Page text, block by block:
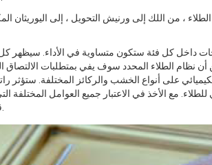
، من اللك إلى ورنيش التحويل ، إلى
داخل كل فئة ستكون متساوية في الأداء.
أن نظام الطلاء المحدد سوف يفي بمتطلبات
على أنواع الخشب والركائز المختلفة.
مع الأخذ في الاعتبار جميع العوامل المختلفة